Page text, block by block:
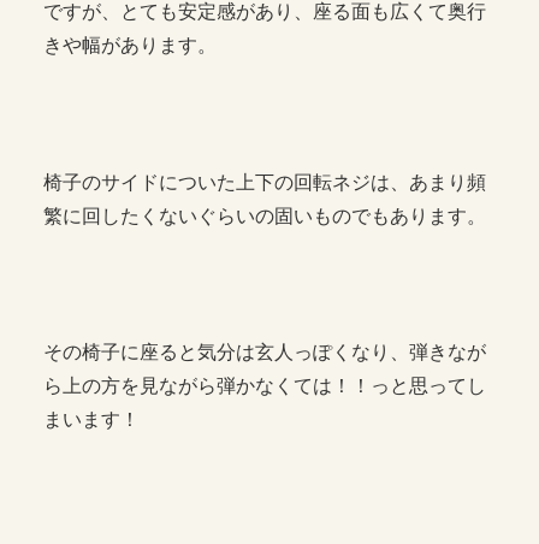
ですが、とても安定感があり、座る面も広くて奥行
きや幅があります。
椅子のサイドについた上下の回転ネジは、あまり頻
繁に回したくないぐらいの固いものでもあります。
その椅子に座ると気分は玄人っぽくなり、弾きなが
ら上の方を見ながら弾かなくては！！っと思ってし
まいます！